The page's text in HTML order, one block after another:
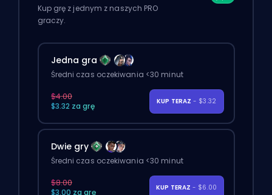
Kup grę z jednym z naszych PRO
graczy.
Jedna gra
Średni czas oczekiwania <30 minut
$4.00
$3.32 za grę
KUP TERAZ - $3.32
Dwie gry
Średni czas oczekiwania <30 minut
$8.00
$3.00 za grę
KUP TERAZ - $6.00